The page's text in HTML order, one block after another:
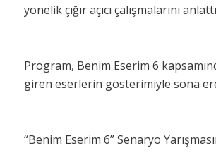
yönelik çığır açıcı çalışmalarını
Program, Benim Eserim 6
giren eserlerin gösterimiyle sona
“Benim Eserim 6” Senaryo